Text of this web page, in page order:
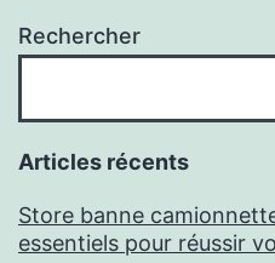
Rechercher
Articles récents
Store banne
essentiels pour réussir